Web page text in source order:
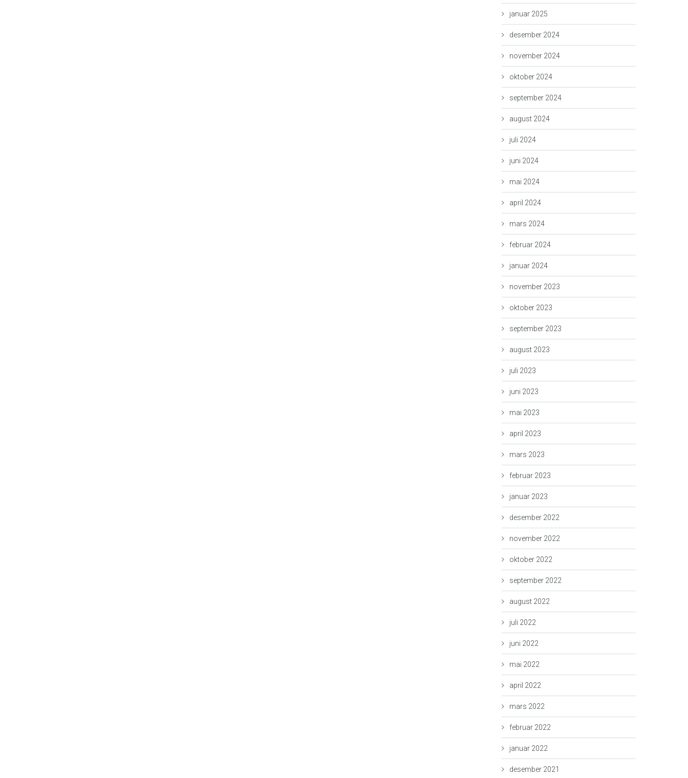
januar 2025
desember 2024
november 2024
oktober 2024
september 2024
august 2024
juli 2024
juni 2024
mai 2024
april 2024
mars 2024
februar 2024
januar 2024
november 2023
oktober 2023
september 2023
august 2023
juli 2023
juni 2023
mai 2023
april 2023
mars 2023
februar 2023
januar 2023
desember 2022
november 2022
oktober 2022
september 2022
august 2022
juli 2022
juni 2022
mai 2022
april 2022
mars 2022
februar 2022
januar 2022
desember 2021